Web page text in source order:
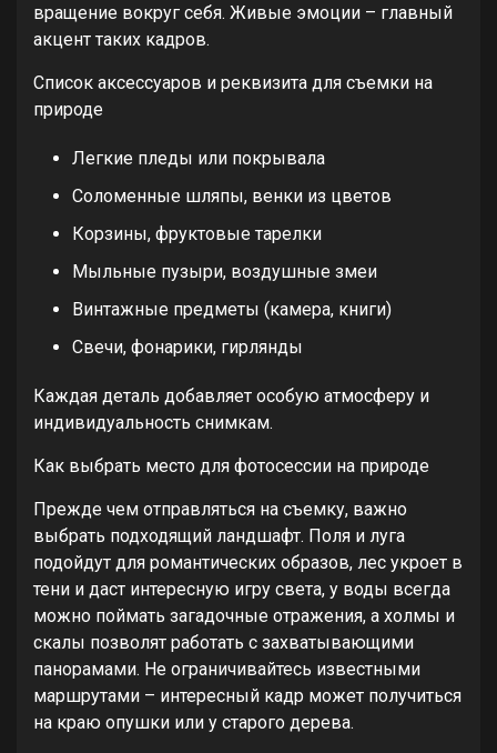
вращение вокруг себя. Живые эмоции – главный
акцент таких кадров.
Список аксессуаров и реквизита для съемки на
природе
Легкие пледы или покрывала
Соломенные шляпы, венки из цветов
Корзины, фруктовые тарелки
Мыльные пузыри, воздушные змеи
Винтажные предметы (камера, книги)
Свечи, фонарики, гирлянды
Каждая деталь добавляет особую атмосферу и
индивидуальность снимкам.
Как выбрать место для фотосессии на природе
Прежде чем отправляться на съемку, важно
выбрать подходящий ландшафт. Поля и луга
подойдут для романтических образов, лес укроет в
тени и даст интересную игру света, у воды всегда
можно поймать загадочные отражения, а холмы и
скалы позволят работать с захватывающими
панорамами. Не ограничивайтесь известными
маршрутами – интересный кадр может получиться
на краю опушки или у старого дерева.